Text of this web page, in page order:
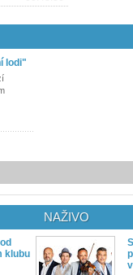
lodi"
klubu
NAŽIVO